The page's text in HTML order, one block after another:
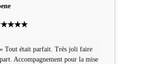
« Tout était parfait. Très joli faire
part. Accompagnement pour la mise